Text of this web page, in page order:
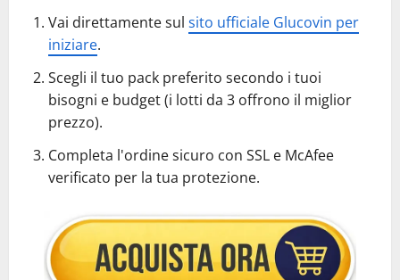
Vai direttamente sul sito ufficiale Glucovin per
iniziare.
Scegli il tuo pack preferito secondo i tuoi
bisogni e budget (i lotti da 3 offrono il miglior
prezzo).
Completa l'ordine sicuro con SSL e McAfee
verificato per la tua protezione.